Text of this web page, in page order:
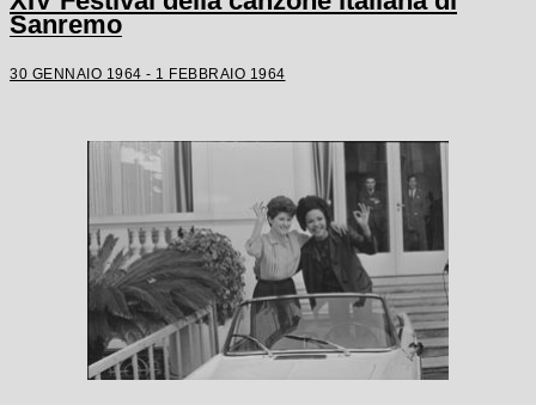
Sanremo
30 GENNAIO 1964 - 1 FEBBRAIO 1964